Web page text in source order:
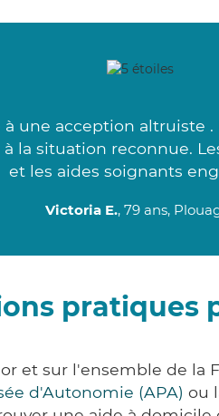
une acception altruiste
la situation reconnue.
et les aides soignants
Victoria E., 79 ans,
pratiques
et sur l'ensemble de la
d'Autonomie (APA) ou